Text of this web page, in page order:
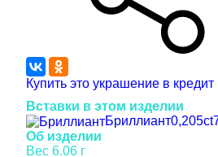
Купить это украшение в
Вставки в этом изделии
Бриллиант0,205ct
Об изделии
Вес 6.06 г